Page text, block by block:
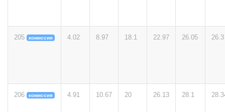
205 комиссия 4.02 8.97 18.1 22.97 26.05 26.3
206 комиссия 4.91 10.67 20 26.13 28.1